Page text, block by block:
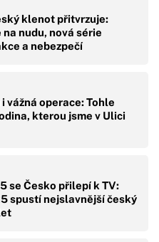
klenot přitvrzuje:
nudu, nová série
a nebezpečí
i vážná operace: Tohle
kterou jsme v Ulici
se Česko přilepí k TV:
spustí nejslavnější český